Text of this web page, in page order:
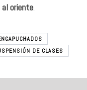
al oriente.
DE CLASES